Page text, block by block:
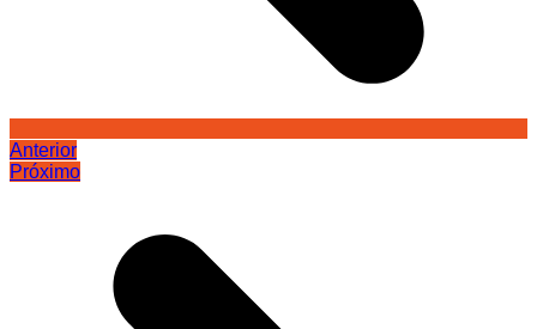
Anterior
Próximo